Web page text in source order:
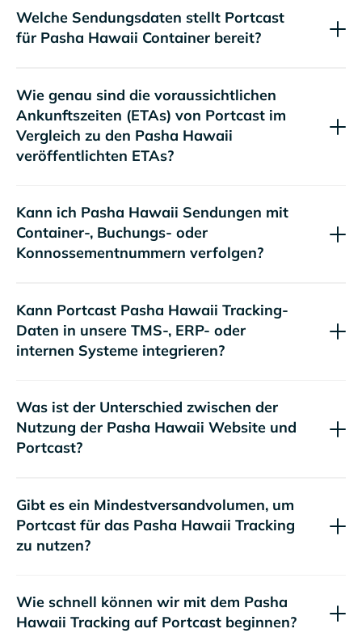
Welche Sendungsdaten stellt Portcast
für
Container bereit?
Wie genau sind die voraussichtlichen
Ankunftszeiten (ETAs) von Portcast im
Vergleich zu den
veröffentlichten ETAs?
Kann ich
Sendungen mit
Container-, Buchungs- oder
Konnossementnummern verfolgen?
Kann Portcast
Tracking-
Daten in unsere TMS-, ERP- oder
internen Systeme integrieren?
Was ist der Unterschied zwischen der
Nutzung der
Website und
Portcast?
Gibt es ein Mindestversandvolumen, um
Portcast für das
Tracking
zu nutzen?
Wie schnell können wir mit dem
Tracking auf Portcast beginnen?